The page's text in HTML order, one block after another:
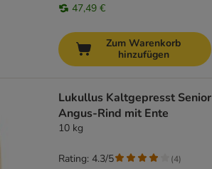
47,49 €
Zum Warenkorb
hinzufügen
Lukullus Kaltgepresst Senior
Angus-Rind mit Ente
10 kg
Rating: 4.3/5 (4)